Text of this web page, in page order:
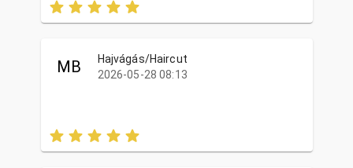
MB
Hajvágás/Haircut
2026-05-28 08:13